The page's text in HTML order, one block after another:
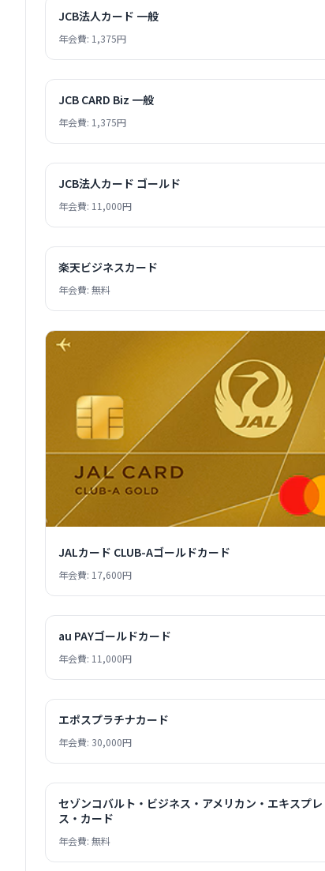
JCB法人カード 一般
年会費: 1,375円
JCB CARD Biz 一般
年会費: 1,375円
JCB法人カード ゴールド
年会費: 11,000円
楽天ビジネスカード
年会費: 無料
JALカード CLUB-Aゴールドカード
年会費: 17,600円
au PAYゴールドカード
年会費: 11,000円
エポスプラチナカード
年会費: 30,000円
セゾンコバルト・ビジネス・アメリカン・エキスプレ
ス・カード
年会費: 無料